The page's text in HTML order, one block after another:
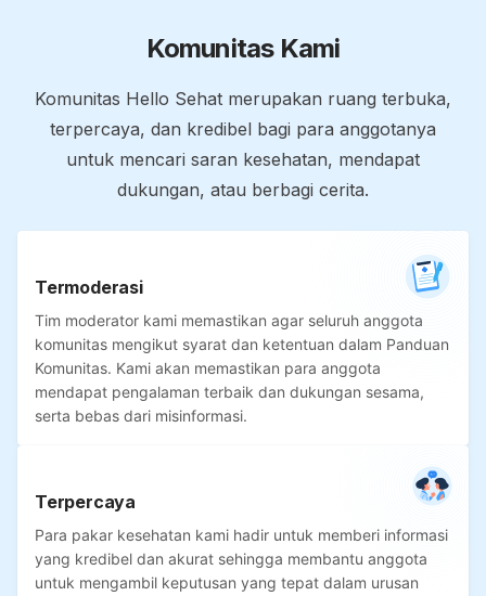
Komunitas Kami
Komunitas Hello Sehat merupakan ruang terbuka,
terpercaya, dan kredibel bagi para anggotanya
untuk mencari saran kesehatan, mendapat
dukungan, atau berbagi cerita.
Termoderasi
Tim moderator kami memastikan agar seluruh anggota
komunitas mengikut syarat dan ketentuan dalam Panduan
Komunitas. Kami akan memastikan para anggota
mendapat pengalaman terbaik dan dukungan sesama,
serta bebas dari misinformasi.
Terpercaya
Para pakar kesehatan kami hadir untuk memberi informasi
yang kredibel dan akurat sehingga membantu anggota
untuk mengambil keputusan yang tepat dalam urusan